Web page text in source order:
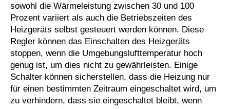
sowohl die Wärmeleistung zwischen 30 und 100
Prozent variiert als auch die Betriebszeiten des
Heizgeräts selbst gesteuert werden können. Diese
Regler können das Einschalten des Heizgeräts
stoppen, wenn die Umgebungslufttemperatur hoch
genug ist, um dies nicht zu gewährleisten. Einige
Schalter können sicherstellen, dass die Heizung nur
für einen bestimmten Zeitraum eingeschaltet wird, um
zu verhindern, dass sie eingeschaltet bleibt, wenn